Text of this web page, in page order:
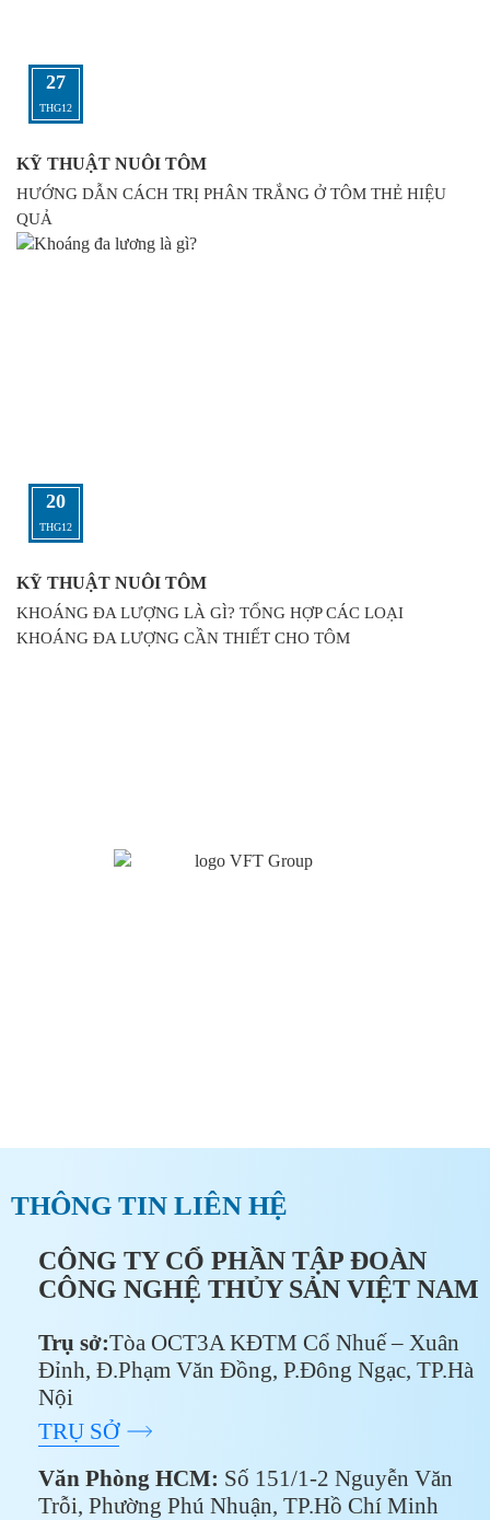
27
THG12
KỸ THUẬT NUÔI TÔM
HƯỚNG DẪN CÁCH TRỊ PHÂN TRẮNG Ở TÔM THẺ HIỆU
QUẢ
20
THG12
KỸ THUẬT NUÔI TÔM
KHOÁNG ĐA LƯỢNG LÀ GÌ? TỔNG HỢP CÁC LOẠI
KHOÁNG ĐA LƯỢNG CẦN THIẾT CHO TÔM
THÔNG TIN LIÊN HỆ
CÔNG TY CỔ PHẦN TẬP ĐOÀN
CÔNG NGHỆ THỦY SẢN VIỆT NAM
Trụ sở:Tòa OCT3A KĐTM Cổ Nhuế – Xuân
Đỉnh, Đ.Phạm Văn Đồng, P.Đông Ngạc, TP.Hà
Nội
TRỤ SỞ
Văn Phòng HCM: Số 151/1-2 Nguyễn Văn
Trỗi, Phường Phú Nhuận, TP.Hồ Chí Minh